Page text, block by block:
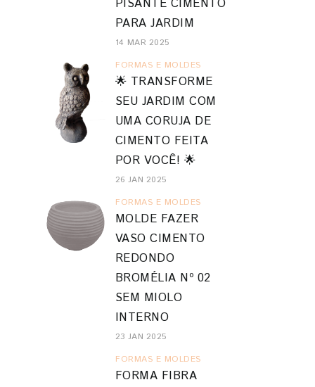
PISANTE CIMENTO
PARA JARDIM
14 MAR 2025
FORMAS E MOLDES
🌟 TRANSFORME
SEU JARDIM COM
UMA CORUJA DE
CIMENTO FEITA
POR VOCÊ! 🌟
26 JAN 2025
FORMAS E MOLDES
MOLDE FAZER
VASO CIMENTO
REDONDO
BROMÉLIA Nº 02
SEM MIOLO
INTERNO
23 JAN 2025
FORMAS E MOLDES
FORMA FIBRA